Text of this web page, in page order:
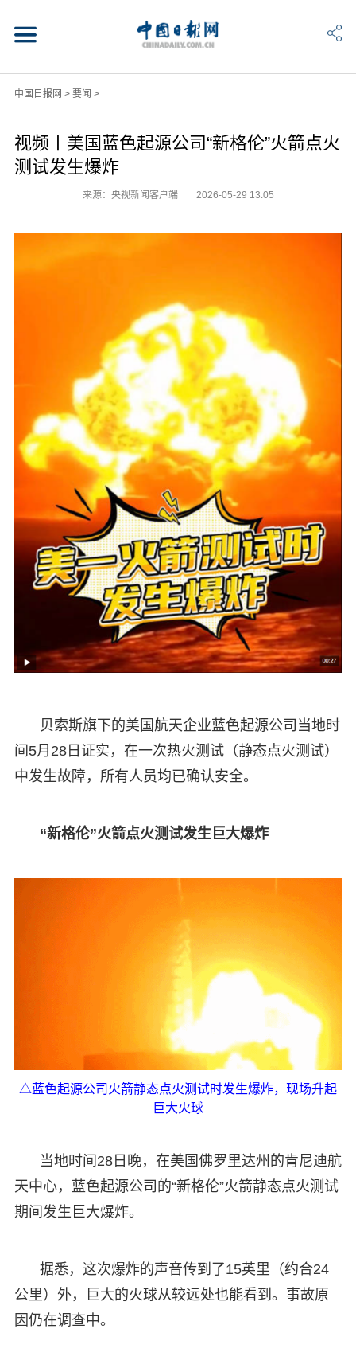
中国日报网 > 要闻 >
视频丨美国蓝色起源公司“新格伦”火箭点火
测试发生爆炸
来源：央视新闻客户端 2026-05-29 13:05
贝索斯旗下的美国航天企业蓝色起源公司当地时
间5月28日证实，在一次热火测试（静态点火测试）
中发生故障，所有人员均已确认安全。
“新格伦”火箭点火测试发生巨大爆炸
△蓝色起源公司火箭静态点火测试时发生爆炸，现场升起
巨大火球
当地时间28日晚，在美国佛罗里达州的肯尼迪航
天中心，蓝色起源公司的“新格伦”火箭静态点火测试
期间发生巨大爆炸。
据悉，这次爆炸的声音传到了15英里（约合24
公里）外，巨大的火球从较远处也能看到。事故原
因仍在调查中。